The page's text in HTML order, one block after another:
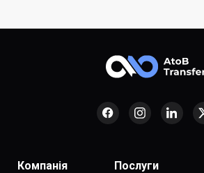
Компанія Послуги